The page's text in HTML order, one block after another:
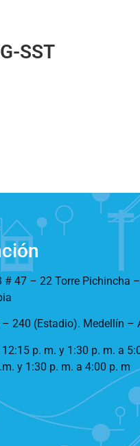
SST
# 47 – 22 Torre Pichincha
– 240 (Estadio). Medellín –
p. m. y 1:30 p. m. a
y 1:30 p. m. a 4:00 p. m